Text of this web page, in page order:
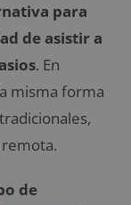
para
de asistir a
. En
misma forma
de